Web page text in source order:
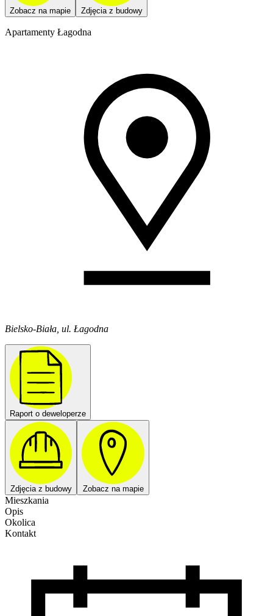
Zobacz na mapie Zdjęcia z budowy
Apartamenty Łagodna
Bielsko-Biała, ul. Łagodna
Raport o deweloperze
Zdjęcia z budowy Zobacz na mapie
Mieszkania
Opis
Okolica
Kontakt